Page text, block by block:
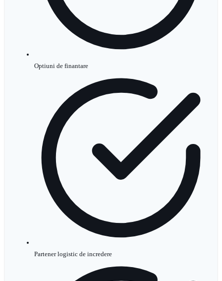
Optiuni de finantare
Partener logistic de incredere